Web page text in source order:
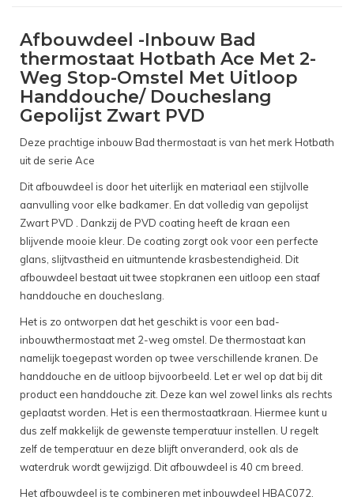
Afbouwdeel -Inbouw Bad
thermostaat Hotbath Ace Met 2-
Weg Stop-Omstel Met Uitloop
Handdouche/ Doucheslang
Gepolijst Zwart PVD
Deze prachtige inbouw Bad thermostaat is van het merk Hotbath
uit de serie Ace
Dit afbouwdeel is door het uiterlijk en materiaal een stijlvolle
aanvulling voor elke badkamer. En dat volledig van gepolijst
Zwart PVD . Dankzij de PVD coating heeft de kraan een
blijvende mooie kleur. De coating zorgt ook voor een perfecte
glans, slijtvastheid en uitmuntende krasbestendigheid. Dit
afbouwdeel bestaat uit twee stopkranen een uitloop een staaf
handdouche en doucheslang.
Het is zo ontworpen dat het geschikt is voor een bad-
inbouwthermostaat met 2-weg omstel. De thermostaat kan
namelijk toegepast worden op twee verschillende kranen. De
handdouche en de uitloop bijvoorbeeld. Let er wel op dat bij dit
product een handdouche zit. Deze kan wel zowel links als rechts
geplaatst worden. Het is een thermostaatkraan. Hiermee kunt u
dus zelf makkelijk de gewenste temperatuur instellen. U regelt
zelf de temperatuur en deze blijft onveranderd, ook als de
waterdruk wordt gewijzigd. Dit afbouwdeel is 40 cm breed.
Het afbouwdeel is te combineren met inbouwdeel HBAC072.